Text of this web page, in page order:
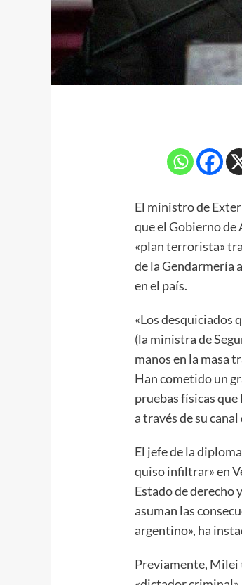
El ministro de
que el Gobierno
«plan terrorista»
de la Gendarmería
en el país.
«Los desquiciados
(la ministra de
manos en la masa
Han cometido un
pruebas físicas
a través de su canal
El jefe de la
quiso infiltrar» en
Estado de derecho
asuman las
argentino», ha
Previamente, Milei